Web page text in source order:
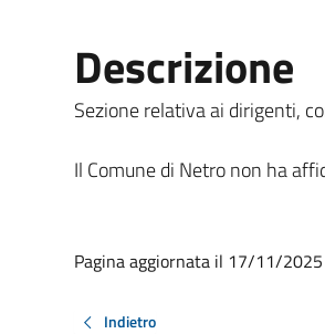
Descrizione
Sezione relativa ai dirigenti,
Il Comune di Netro non ha
Pagina aggiornata il 17/11/
Indietro